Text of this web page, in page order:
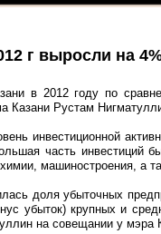
г выросли на
в 2012 году по
Казани Рустам
инвестиционной
часть инвестиций
машиностроения,
доля убыточных
убыток) крупных и
на совещании у мэра